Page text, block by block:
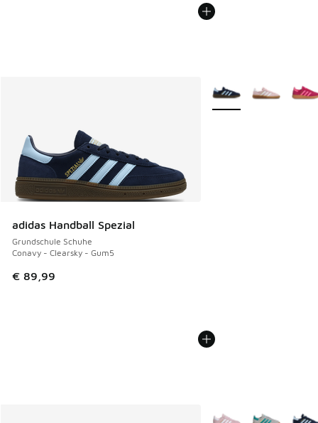
adidas Handball Spezial
Grundschule Schuhe
Conavy - Clearsky - Gum5
€ 89,99
Weitere Farben
Weitere Farben